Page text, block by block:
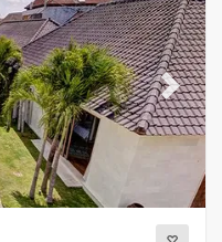
Next